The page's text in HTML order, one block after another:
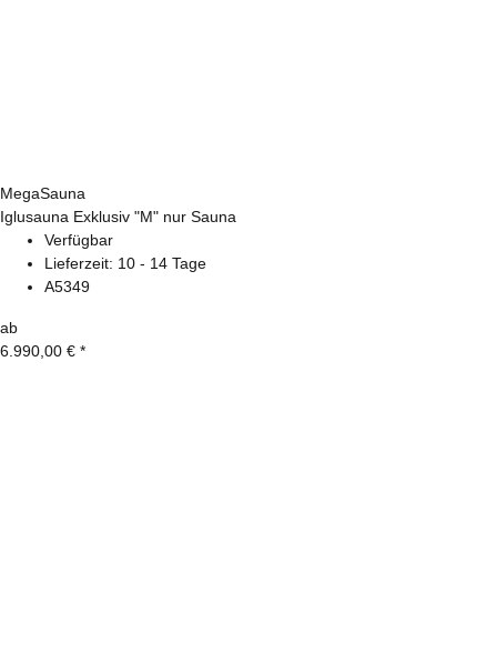
MegaSauna
Iglusauna Exklusiv "M" nur Sauna
Verfügbar
Lieferzeit: 10 - 14 Tage
A5349
ab
6.990,00 € *